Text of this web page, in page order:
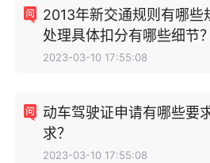
2013年新交通规则有哪些
处理具体扣分有哪些细节？
2023-03-10 17:55:08
动车驾驶证申请有哪些要
求？
2023-03-10 17:55:08